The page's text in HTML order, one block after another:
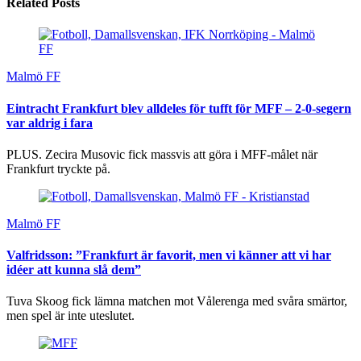
Related Posts
Malmö FF
Eintracht Frankfurt blev alldeles för tufft för MFF – 2-0-segern
var aldrig i fara
PLUS. Zecira Musovic fick massvis att göra i MFF-målet när
Frankfurt tryckte på.
Malmö FF
Valfridsson: ”Frankfurt är favorit, men vi känner att vi har
idéer att kunna slå dem”
Tuva Skoog fick lämna matchen mot Vålerenga med svåra smärtor,
men spel är inte uteslutet.